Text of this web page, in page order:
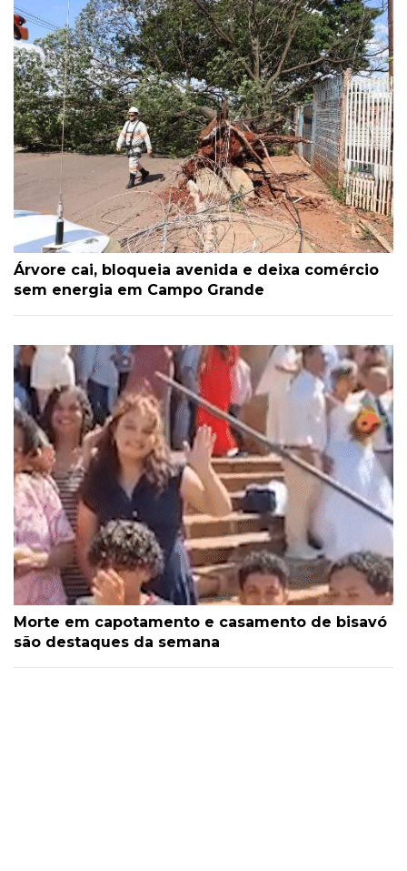
Árvore cai, bloqueia avenida e deixa comércio
sem energia em Campo Grande
Morte em capotamento e casamento de bisavó
são destaques da semana